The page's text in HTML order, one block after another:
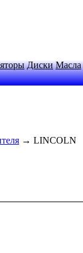
Диски Масла
→ LINCOLN